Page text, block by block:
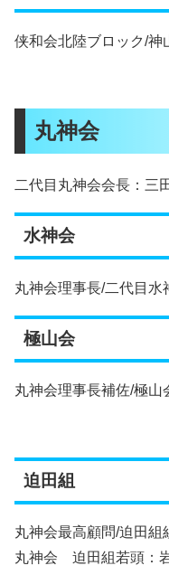
侠和会北陸ブロック/神
丸神会
二代目丸神会会長：三
水神会
丸神会理事長/二代目水
極山会
丸神会理事長補佐/極山
迫田組
丸神会最高顧問/迫田組
丸神会 迫田組若頭：